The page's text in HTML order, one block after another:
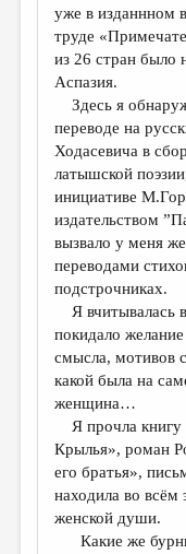
уже в изданнном
труде
из 26 стран было
Аспазия.
Здесь я
переводе на
Ходасевича в
латышской
инициативе
издательством
вызвало у меня
переводами
подстрочниках.
Я вчитывалась
покидало
смысла, мотивов
какой была на
женщина…
Я прочла книгу
Крылья», роман
его братья»,
находила во всём
женской души.
Какие же